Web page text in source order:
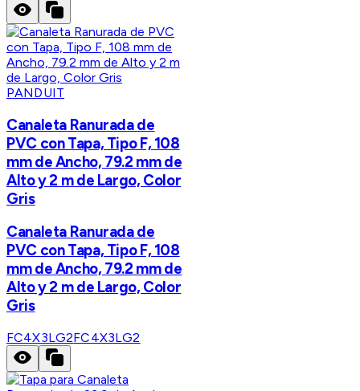
PANDUIT
Canaleta Ranurada de
PVC con Tapa, Tipo F, 108
mm de Ancho, 79.2 mm de
Alto y 2 m de Largo, Color
Gris
Canaleta Ranurada de
PVC con Tapa, Tipo F, 108
mm de Ancho, 79.2 mm de
Alto y 2 m de Largo, Color
Gris
FC4X3LG2FC4X3LG2